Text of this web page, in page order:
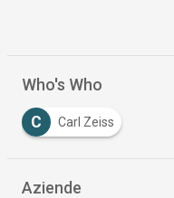
Who's Who
C Carl Zeiss
Aziende